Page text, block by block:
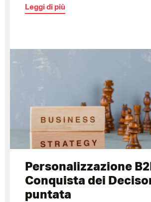
Leggi di più
Personalizzazione
Conquista dei
puntata